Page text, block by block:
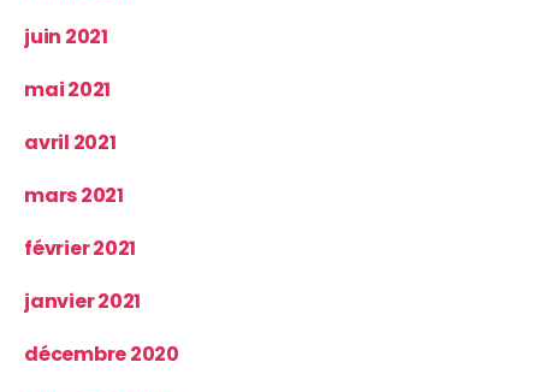
juin 2021
mai 2021
avril 2021
mars 2021
février 2021
janvier 2021
décembre 2020